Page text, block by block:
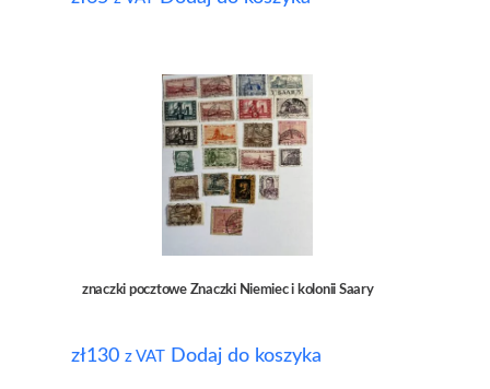
znaczki pocztowe Znaczki Niemiec i kolonii Saary
zł130 z VAT Dodaj do koszyka